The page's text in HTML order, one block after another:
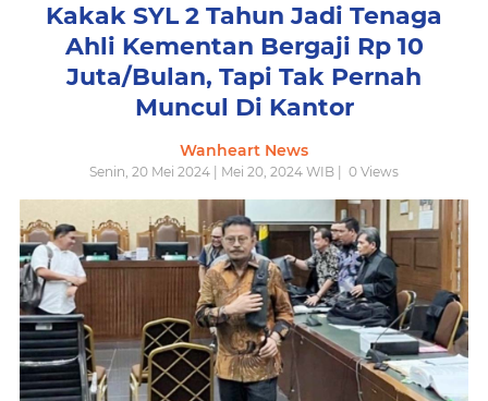
Kakak SYL 2 Tahun Jadi Tenaga
Ahli Kementan Bergaji Rp 10
Juta/Bulan, Tapi Tak Pernah
Muncul Di Kantor
Wanheart News
Senin, 20 Mei 2024 | Mei 20, 2024 WIB | 0 Views